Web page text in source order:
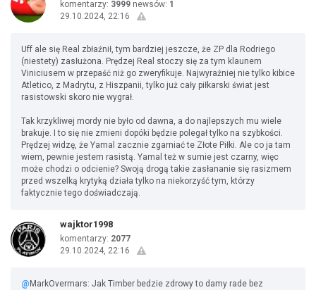
komentarzy: 3999 newsów: 1
29.10.2024, 22:16
Uff ale się Real zbłaźnił, tym bardziej jeszcze, że ZP dla Rodriego
(niestety) zasłużona. Prędzej Real stoczy się za tym klaunem
Viniciusem w przepaść niż go zweryfikuje. Najwyraźniej nie tylko kibice
Atletico, z Madrytu, z Hiszpanii, tylko już cały piłkarski świat jest
rasistowski skoro nie wygrał.
Tak krzykliwej mordy nie było od dawna, a do najlepszych mu wiele
brakuje. I to się nie zmieni dopóki będzie polegał tylko na szybkości.
Prędzej widzę, że Yamal zacznie zgarniać te Złote Piłki. Ale co ja tam
wiem, pewnie jestem rasistą. Yamal też w sumie jest czarny, więc
może chodzi o odcienie? Swoją drogą takie zasłananie się rasizmem
przed wszelką krytyką działa tylko na niekorzyść tym, którzy
faktycznie tego doświadczają.
wajktor1998
komentarzy: 2077
29.10.2024, 22:16
@ MarkOvermars: Jak Timber bedzie zdrowy to damy rade bez